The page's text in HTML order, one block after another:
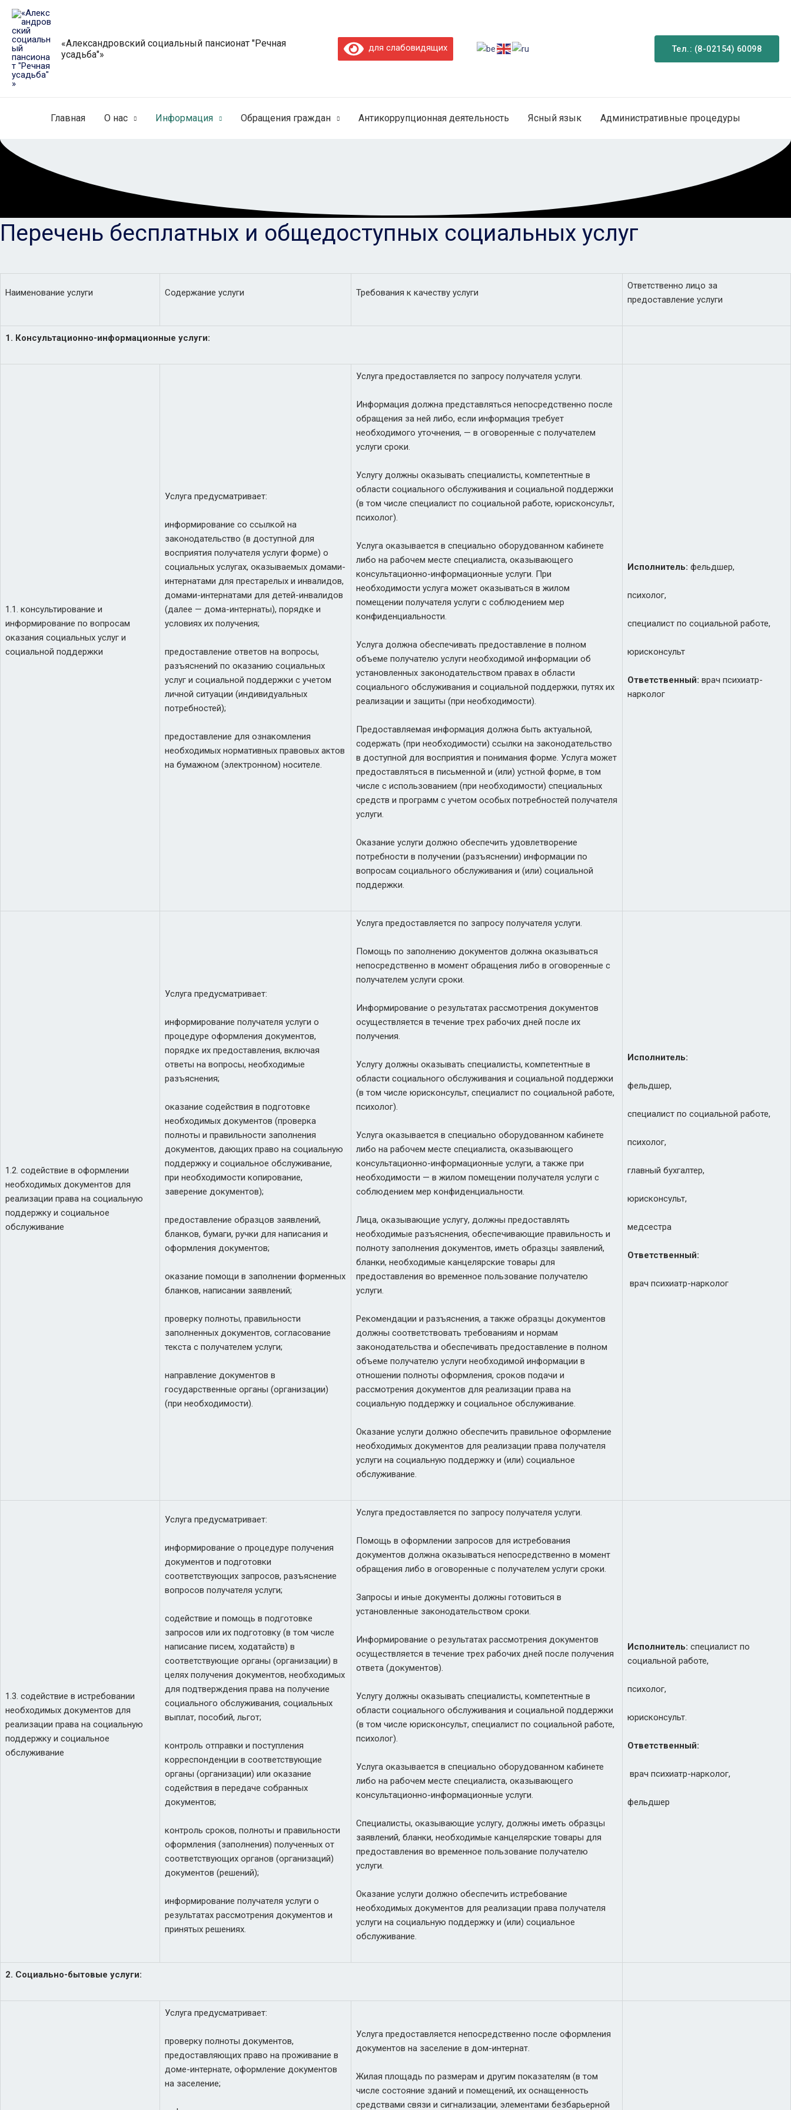
Перейти
содержимому
«Александровский социальный пансионат "Речная
усадьба"»
для слабовидящих Тел.: (8-02154) 60098
Главная О нас Информация Обращения граждан Антикоррупционная деятельность Ясный язык Административные процедуры
Перечень бесплатных и общедоступных социальных услуг
Наименование услуги Содержание услуги Требования к качеству услуги
Ответственно лицо за
предоставление услуги
1. Консультационно-информационные услуги:
1.1. консультирование и
информирование по вопросам
оказания социальных услуг и
социальной поддержки
Услуга предусматривает:
информирование со ссылкой на
законодательство (в доступной для
восприятия получателя услуги форме) о
социальных услугах, оказываемых домами-
интернатами для престарелых и инвалидов,
домами-интернатами для детей-инвалидов
(далее — дома-интернаты), порядке и
условиях их получения;
предоставление ответов на вопросы,
разъяснений по оказанию социальных
услуг и социальной поддержки с учетом
личной ситуации (индивидуальных
потребностей);
предоставление для ознакомления
необходимых нормативных правовых актов
на бумажном (электронном) носителе.
Услуга предоставляется по запросу получателя услуги.
Информация должна представляться непосредственно после
обращения за ней либо, если информация требует
необходимого уточнения, — в оговоренные с получателем
услуги сроки.
Услугу должны оказывать специалисты, компетентные в
области социального обслуживания и социальной поддержки
(в том числе специалист по социальной работе, юрисконсульт,
психолог).
Услуга оказывается в специально оборудованном кабинете
либо на рабочем месте специалиста, оказывающего
консультационно-информационные услуги. При
необходимости услуга может оказываться в жилом
помещении получателя услуги с соблюдением мер
конфиденциальности.
Услуга должна обеспечивать предоставление в полном
объеме получателю услуги необходимой информации об
установленных законодательством правах в области
социального обслуживания и социальной поддержки, путях их
реализации и защиты (при необходимости).
Предоставляемая информация должна быть актуальной,
содержать (при необходимости) ссылки на законодательство
в доступной для восприятия и понимания форме. Услуга может
предоставляться в письменной и (или) устной форме, в том
числе с использованием (при необходимости) специальных
средств и программ с учетом особых потребностей получателя
услуги.
Оказание услуги должно обеспечить удовлетворение
потребности в получении (разъяснении) информации по
вопросам социального обслуживания и (или) социальной
поддержки.
Исполнитель: фельдшер,
психолог,
специалист по социальной работе,
юрисконсульт
Ответственный: врач психиатр-
нарколог
1.2. содействие в оформлении
необходимых документов для
реализации права на социальную
поддержку и социальное
обслуживание
Услуга предусматривает:
информирование получателя услуги о
процедуре оформления документов,
порядке их предоставления, включая
ответы на вопросы, необходимые
разъяснения;
оказание содействия в подготовке
необходимых документов (проверка
полноты и правильности заполнения
документов, дающих право на социальную
поддержку и социальное обслуживание,
при необходимости копирование,
заверение документов);
предоставление образцов заявлений,
бланков, бумаги, ручки для написания и
оформления документов;
оказание помощи в заполнении форменных
бланков, написании заявлений;
проверку полноты, правильности
заполненных документов, согласование
текста с получателем услуги;
направление документов в
государственные органы (организации)
(при необходимости).
Услуга предоставляется по запросу получателя услуги.
Помощь по заполнению документов должна оказываться
непосредственно в момент обращения либо в оговоренные с
получателем услуги сроки.
Информирование о результатах рассмотрения документов
осуществляется в течение трех рабочих дней после их
получения.
Услугу должны оказывать специалисты, компетентные в
области социального обслуживания и социальной поддержки
(в том числе юрисконсульт, специалист по социальной работе,
психолог).
Услуга оказывается в специально оборудованном кабинете
либо на рабочем месте специалиста, оказывающего
консультационно-информационные услуги, а также при
необходимости — в жилом помещении получателя услуги с
соблюдением мер конфиденциальности.
Лица, оказывающие услугу, должны предоставлять
необходимые разъяснения, обеспечивающие правильность и
полноту заполнения документов, иметь образцы заявлений,
бланки, необходимые канцелярские товары для
предоставления во временное пользование получателю
услуги.
Рекомендации и разъяснения, а также образцы документов
должны соответствовать требованиям и нормам
законодательства и обеспечивать предоставление в полном
объеме получателю услуги необходимой информации в
отношении полноты оформления, сроков подачи и
рассмотрения документов для реализации права на
социальную поддержку и социальное обслуживание.
Оказание услуги должно обеспечить правильное оформление
необходимых документов для реализации права получателя
услуги на социальную поддержку и (или) социальное
обслуживание.
Исполнитель:
фельдшер,
специалист по социальной работе,
психолог,
главный бухгалтер,
юрисконсульт,
медсестра
Ответственный:
врач психиатр-нарколог
1.3. содействие в истребовании
необходимых документов для
реализации права на социальную
поддержку и социальное
обслуживание
Услуга предусматривает:
информирование о процедуре получения
документов и подготовки
соответствующих запросов, разъяснение
вопросов получателя услуги;
содействие и помощь в подготовке
запросов или их подготовку (в том числе
написание писем, ходатайств) в
соответствующие органы (организации) в
целях получения документов, необходимых
для подтверждения права на получение
социального обслуживания, социальных
выплат, пособий, льгот;
контроль отправки и поступления
корреспонденции в соответствующие
органы (организации) или оказание
содействия в передаче собранных
документов;
контроль сроков, полноты и правильности
оформления (заполнения) полученных от
соответствующих органов (организаций)
документов (решений);
информирование получателя услуги о
результатах рассмотрения документов и
принятых решениях.
Услуга предоставляется по запросу получателя услуги.
Помощь в оформлении запросов для истребования
документов должна оказываться непосредственно в момент
обращения либо в оговоренные с получателем услуги сроки.
Запросы и иные документы должны готовиться в
установленные законодательством сроки.
Информирование о результатах рассмотрения документов
осуществляется в течение трех рабочих дней после получения
ответа (документов).
Услугу должны оказывать специалисты, компетентные в
области социального обслуживания и социальной поддержки
(в том числе юрисконсульт, специалист по социальной работе,
психолог).
Услуга оказывается в специально оборудованном кабинете
либо на рабочем месте специалиста, оказывающего
консультационно-информационные услуги.
Специалисты, оказывающие услугу, должны иметь образцы
заявлений, бланки, необходимые канцелярские товары для
предоставления во временное пользование получателю
услуги.
Оказание услуги должно обеспечить истребование
необходимых документов для реализации права получателя
услуги на социальную поддержку и (или) социальное
обслуживание.
Исполнитель: специалист по
социальной работе,
психолог,
юрисконсульт.
Ответственный:
врач психиатр-нарколог,
фельдшер
2. Социально-бытовые услуги:
Услуга предусматривает:
проверку полноты документов,
предоставляющих право на проживание в
доме-интернате, оформление документов
на заселение;
Услуга предоставляется непосредственно после оформления
документов на заселение в дом-интернат.
Жилая площадь по размерам и другим показателям (в том
числе состояние зданий и помещений, их оснащенность
средствами связи и сигнализации, элементами безбарьерной